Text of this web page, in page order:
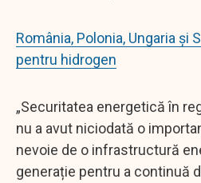
România, Polonia, Ungaria şi
pentru hidrogen
„Securitatea energetică în
nu a avut niciodată o
nevoie de o infrastructură
generație pentru a continuă